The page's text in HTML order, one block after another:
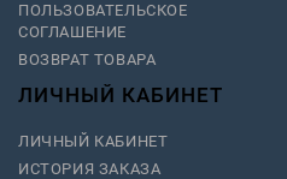
ПОЛЬЗОВАТЕЛЬСКОЕ
СОГЛАШЕНИЕ
ВОЗВРАТ ТОВАРА
ЛИЧНЫЙ КАБИНЕТ
ЛИЧНЫЙ КАБИНЕТ
ИСТОРИЯ ЗАКАЗА